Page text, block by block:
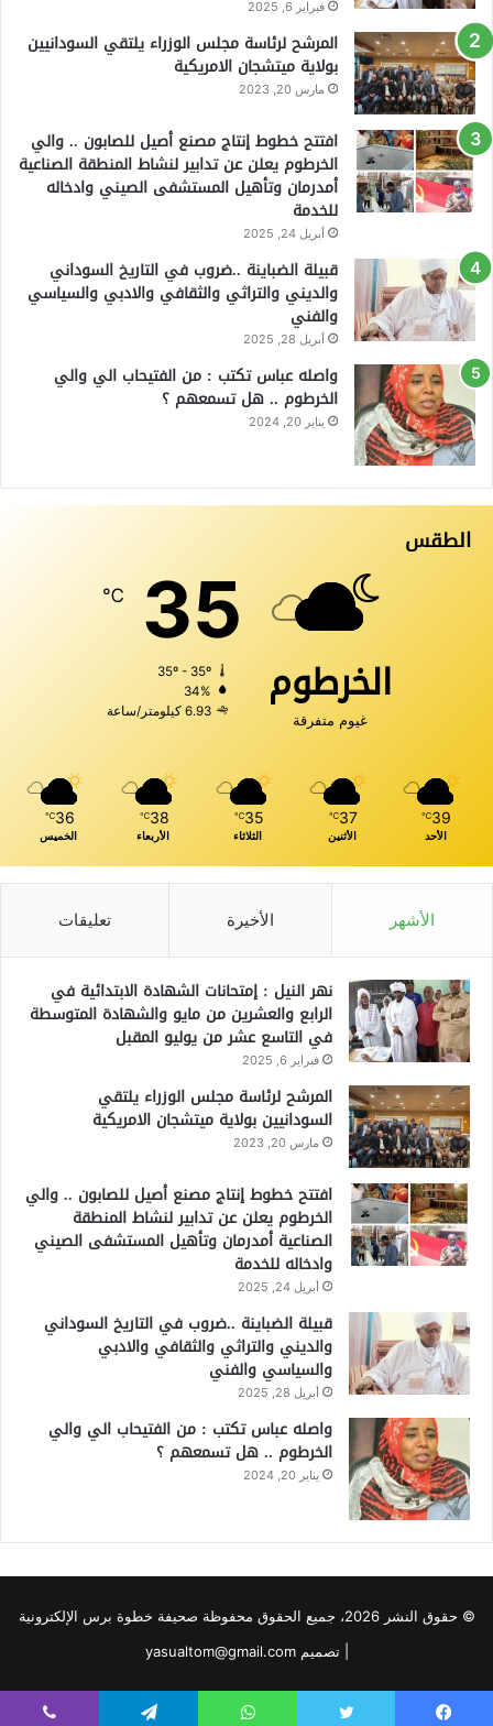
فبراير 6, 2025
المرشح لرئاسة مجلس الوزراء يلتقي السودانيين
بولاية ميتشجان الامريكية
مارس 20, 2023
افتتح خطوط إنتاج مصنع أصيل للصابون .. والي
الخرطوم يعلن عن تدابير لنشاط المنطقة الصناعية
أمدرمان وتأهيل المستشفى الصيني وادخاله
للخدمة
أبريل 24, 2025
قبيلة الضباينة ..ضروب في التاريخ السوداني
والديني والتراثي والثقافي والادبي والسياسي
والفني
أبريل 28, 2025
واصله عباس تكتب : من الفتيحاب الي والي
الخرطوم .. هل تسمعهم ؟
يناير 20, 2024
الطقس
الخرطوم
غيوم متفرقة
35
℃
35º - 35º
34%
6.93 كيلومتر/ساعة
39
℃
الأحد
37
℃
الأثنين
35
℃
الثلاثاء
38
℃
الأربعاء
36
℃
الخميس
الأشهر الأخيرة تعليقات
نهر النيل : إمتحانات الشهادة الابتدائية في
الرابع والعشرين من مايو والشهادة المتوسطة
في التاسع عشر من يوليو المقبل
فبراير 6, 2025
المرشح لرئاسة مجلس الوزراء يلتقي
السودانيين بولاية ميتشجان الامريكية
مارس 20, 2023
افتتح خطوط إنتاج مصنع أصيل للصابون .. والي
الخرطوم يعلن عن تدابير لنشاط المنطقة
الصناعية أمدرمان وتأهيل المستشفى الصيني
وادخاله للخدمة
أبريل 24, 2025
قبيلة الضباينة ..ضروب في التاريخ السوداني
والديني والتراثي والثقافي والادبي
والسياسي والفني
أبريل 28, 2025
واصله عباس تكتب : من الفتيحاب الي والي
الخرطوم .. هل تسمعهم ؟
يناير 20, 2024
© حقوق النشر 2026، جميع الحقوق محفوظة صحيفة خطوة برس الإلكترونية
| تصميم yasualtom@gmail.com